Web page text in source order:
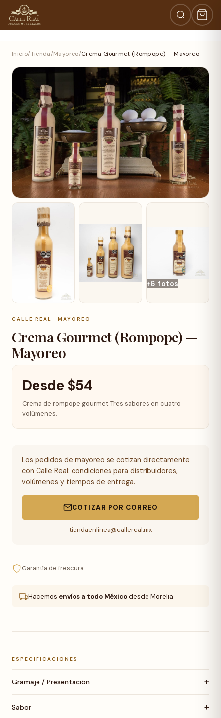
Inicio/Tienda/Mayoreo/Crema Gourmet (Rompope) — Mayoreo
+6 fotos
CALLE REAL · MAYOREO
Crema Gourmet (Rompope) —
Mayoreo
Desde $54
Crema de rompope gourmet. Tres sabores en cuatro
volúmenes.
Los pedidos de mayoreo se cotizan directamente
con Calle Real: condiciones para distribuidores,
volúmenes y tiempos de entrega.
COTIZAR POR CORREO
tiendaenlinea@callereal.mx
Garantía de frescura
Hacemos envíos a todo Méxicodesde Morelia
ESPECIFICACIONES
Gramaje / Presentación +
Sabor +